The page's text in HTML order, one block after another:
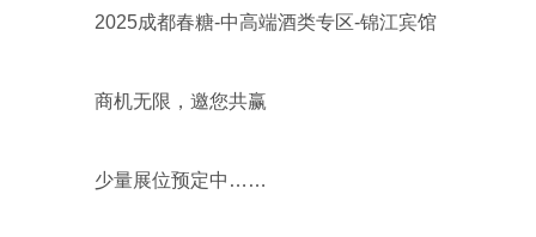
2025成都春糖-中高端酒类专区-锦江宾馆
商机无限，邀您共赢
少量展位预定中……